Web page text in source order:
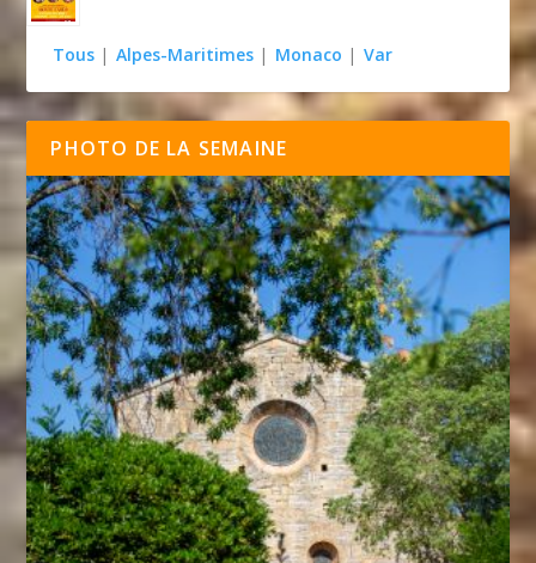
Tous | Alpes-Maritimes | Monaco | Var
PHOTO DE LA SEMAINE